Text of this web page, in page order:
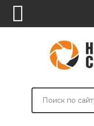
СПЕЦОДЕЖДА
СПЕЦОБУВЬ
СРЕДСТВА
ВСПОМОГАТЕЛЬНЫЕ
БРЕНДИРОВАНИЕ